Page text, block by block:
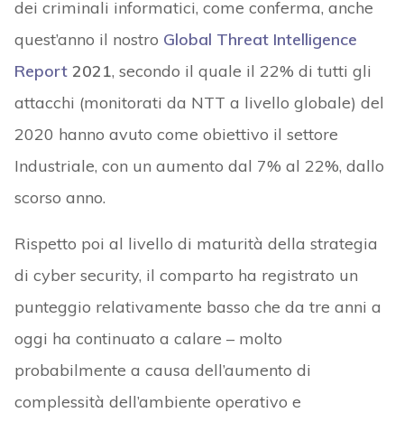
dei criminali informatici, come conferma, anche
quest’anno il nostro Global Threat Intelligence
Report2021, secondo il quale il 22% di tutti gli
attacchi (monitorati da NTT a livello globale) del
2020 hanno avuto come obiettivo il settore
Industriale, con un aumento dal 7% al 22%, dallo
scorso anno.
Rispetto poi al livello di maturità della strategia
di cyber security, il comparto ha registrato un
punteggio relativamente basso che da tre anni a
oggi ha continuato a calare – molto
probabilmente a causa dell’aumento di
complessità dell’ambiente operativo e